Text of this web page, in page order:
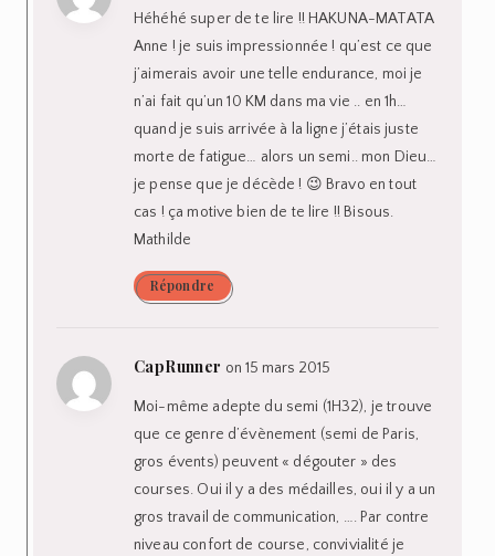
Héhéhé super de te lire !! HAKUNA-MATATA
Anne ! je suis impressionnée ! qu’est ce que
j’aimerais avoir une telle endurance, moi je
n’ai fait qu’un 10 KM dans ma vie .. en 1h…
quand je suis arrivée à la ligne j’étais juste
morte de fatigue… alors un semi.. mon Dieu…
je pense que je décède ! 😉 Bravo en tout
cas ! ça motive bien de te lire !! Bisous.
Mathilde
Répondre
CapRunner on 15 mars 2015
Moi-même adepte du semi (1H32), je trouve
que ce genre d’évènement (semi de Paris,
gros évents) peuvent « dégouter » des
courses. Oui il y a des médailles, oui il y a un
gros travail de communication, …. Par contre
niveau confort de course, convivialité je